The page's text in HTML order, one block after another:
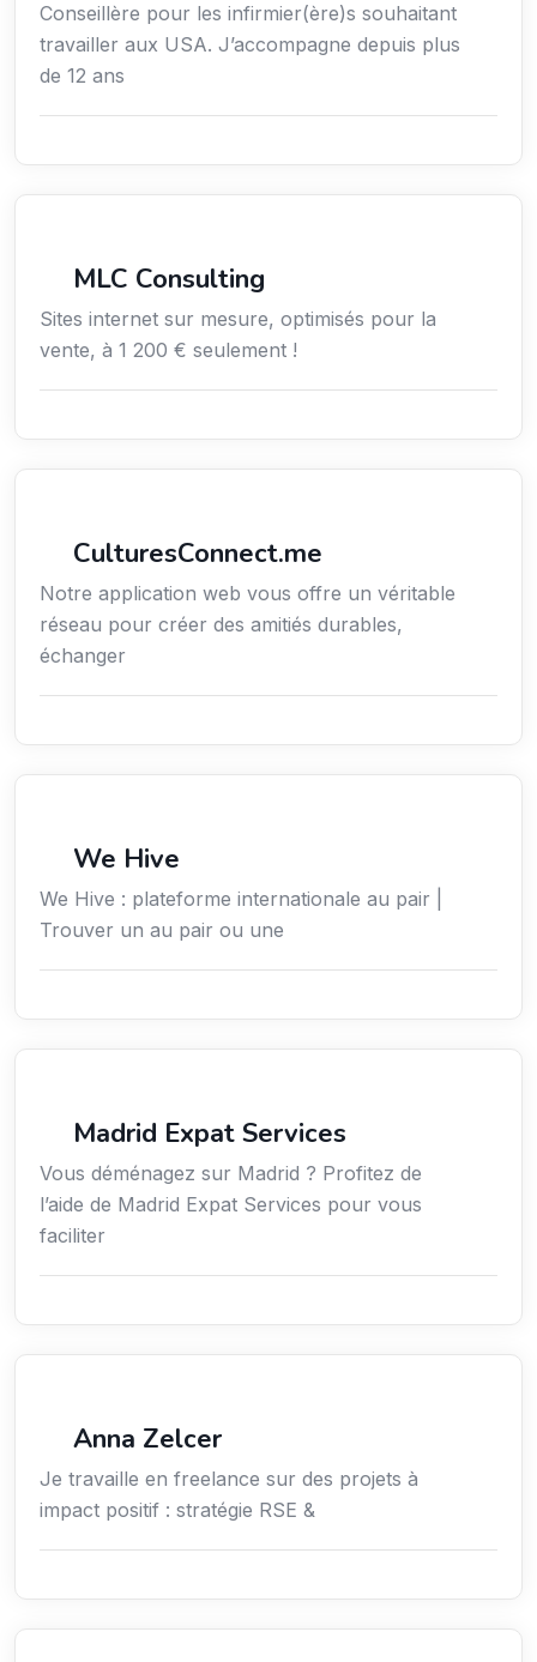
Conseillère pour les infirmier(ère)s souhaitant
travailler aux USA. J’accompagne depuis plus
de 12 ans
MLC Consulting
Sites internet sur mesure, optimisés pour la
vente, à 1 200 € seulement !
CulturesConnect.me
Notre application web vous offre un véritable
réseau pour créer des amitiés durables,
échanger
We Hive
We Hive : plateforme internationale au pair |
Trouver un au pair ou une
Madrid Expat Services
Vous déménagez sur Madrid ? Profitez de
l’aide de Madrid Expat Services pour vous
faciliter
Anna Zelcer
Je travaille en freelance sur des projets à
impact positif : stratégie RSE &